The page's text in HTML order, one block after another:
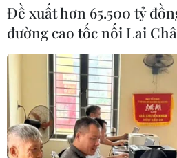
Đề xuất hơn 65.500 tỷ
đường cao tốc nối Lai